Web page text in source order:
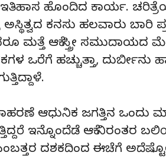
ಹೊಂದಿದ ಕಾರ್ಯ.
ಅಸ್ಥಿತ್ವದ ಕನಸು ಹಲವಾರು ಬಾರಿ
ಮತ್ತೆ ಆಕೆ ಸ್ತ್ರೀ ಸಮುದಾಯದ
ಒರೆಗೆ ಹಚ್ಚುತ್ತಾ, ದುರ್ಬೀನು
ಆಧುನಿಕ ಜಗತ್ತಿನ ಒಂದು
ಇನ್ನೊಂದೆಡೆ ಆಕೆ ನಿರಂತರ
ದಶಕದಿಂದ ಈಚೆಗೆ